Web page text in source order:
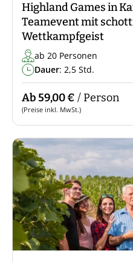
Highland Games in
Teamevent mit
Wettkampfgeist
ab 20 Personen
Dauer: 2,5 Std.
Ab 59,00 € / Person
(Preise inkl. MwSt.)